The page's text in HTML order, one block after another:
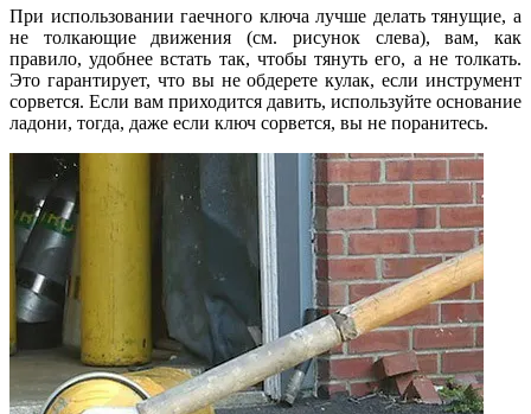
При использовании гаечного ключа лучше делать тянущие, а
не толкающие движения (см. рисунок слева), вам, как
правило, удобнее встать так, чтобы тянуть его, а не толкать.
Это гарантирует, что вы не обдерете кулак, если инструмент
сорвется. Если вам приходится давить, используйте основание
ладони, тогда, даже если ключ сорвется, вы не поранитесь.